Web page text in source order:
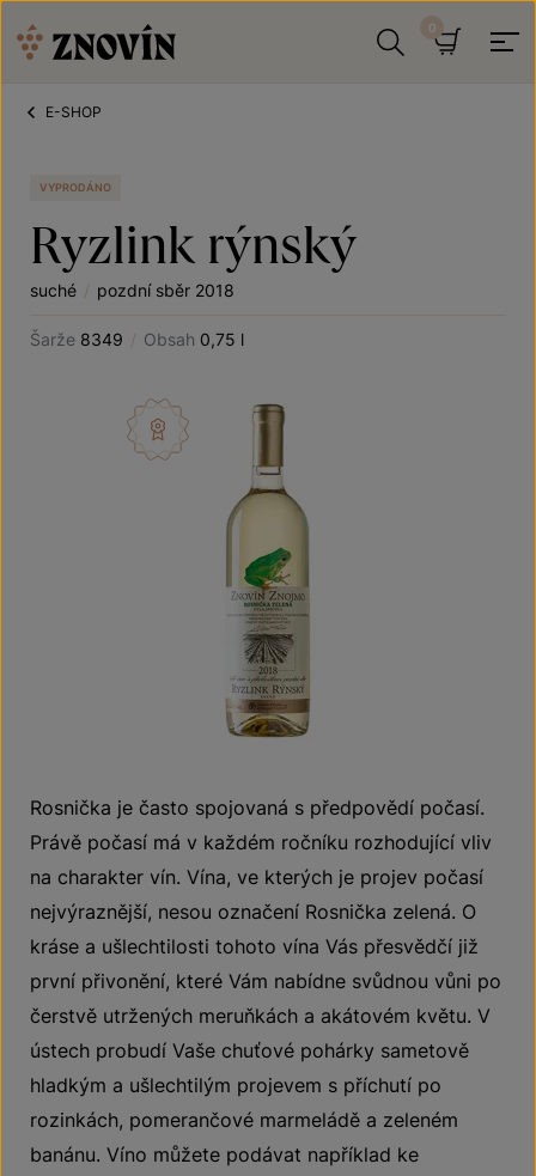
E-SHOP
VYPRODÁNO
Ryzlink rýnský
suché / pozdní sběr 2018
Šarže 8349 / Obsah 0,75 l
Rosnička je často spojovaná s předpovědí počasí.
Právě počasí má v každém ročníku rozhodující vliv
na charakter vín. Vína, ve kterých je projev počasí
nejvýraznější, nesou označení Rosnička zelená. O
kráse a ušlechtilosti tohoto vína Vás přesvědčí již
první přivonění, které Vám nabídne svůdnou vůni po
čerstvě utržených meruňkách a akátovém květu. V
ústech probudí Vaše chuťové pohárky sametově
hladkým a ušlechtilým projevem s příchutí po
rozinkách, pomerančové marmeládě a zeleném
banánu. Víno můžete podávat například ke